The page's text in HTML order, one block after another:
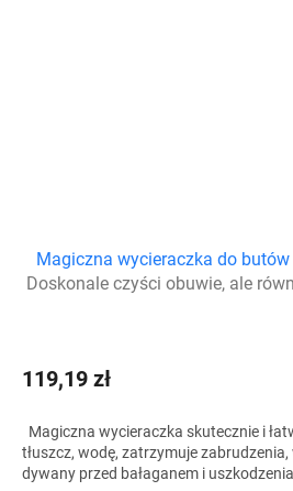
Magiczna wycieraczka do
Doskonale czyści obuwie, ale
119,19 zł
Magiczna wycieraczka skutecznie i
tłuszcz, wodę, zatrzymuje
dywany przed bałaganem i